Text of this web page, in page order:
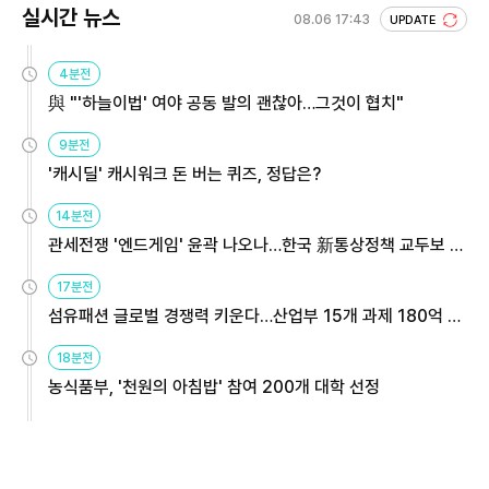
실시간 뉴스 08.06 17:43 UPDATE
4분전
與 "'하늘이법' 여야 공동 발의 괜찮아…그것이 협치"
9분전
'캐시딜' 캐시워크 돈 버는 퀴즈, 정답은?
14분전
관세전쟁 '엔드게임' 윤곽 나오나…한국 新통상정책 교두보 활
17분전
섬유패션 글로벌 경쟁력 키운다…산업부 15개 과제 180억 지
18분전
농식품부, '천원의 아침밥' 참여 200개 대학 선정